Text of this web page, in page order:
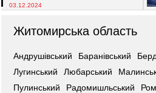
03.12.2024
Житомирська область
Андрушівський Баранівський
Лугинський
Любарський
Пулинський
Радомишльський